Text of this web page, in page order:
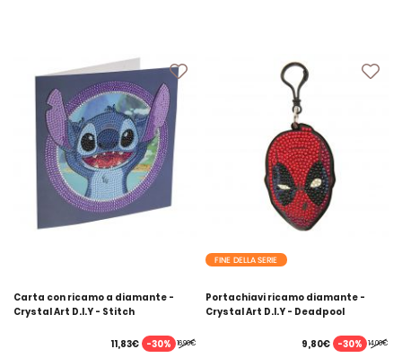
Carta con ricamo a diamante -
Crystal Art D.I.Y - Stitch
16,90€
11,83€ -30%
FINE DELLA SERIE
Portachiavi ricamo diamante -
Crystal Art D.I.Y - Deadpool
14,00€
9,80€ -30%